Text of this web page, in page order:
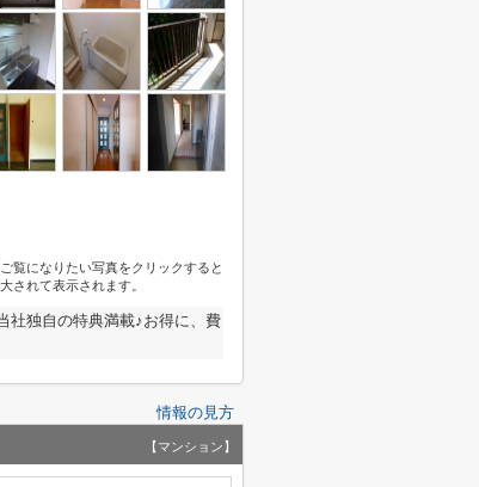
覧になりたい写真をクリックすると
されて表示されます。
社独自の特典満載♪お得に、費
情報の見方
【マンション】